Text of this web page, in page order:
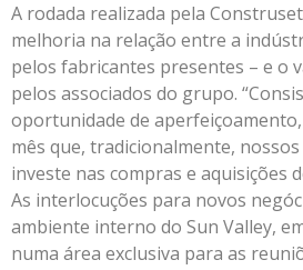
A rodada realizada pela
melhoria na relação entre a
pelos fabricantes presentes – e o
pelos associados do grupo.
oportunidade de
mês que, tradicionalmente,
investe nas compras e aquisições
As interlocuções para novos
ambiente interno do Sun Valley,
numa área exclusiva para as